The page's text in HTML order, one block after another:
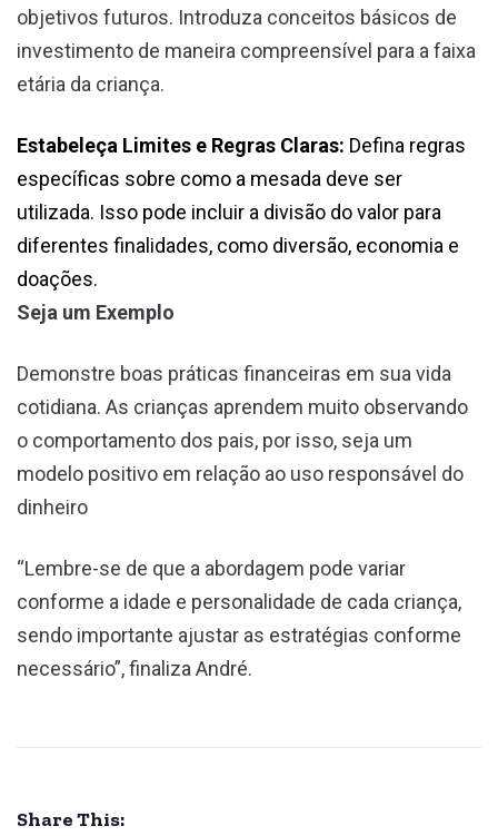
objetivos futuros. Introduza conceitos básicos de
investimento de maneira compreensível para a faixa
etária da criança.
Estabeleça Limites e Regras Claras: Defina regras
específicas sobre como a mesada deve ser
utilizada. Isso pode incluir a divisão do valor para
diferentes finalidades, como diversão, economia e
doações.
Seja um Exemplo
Demonstre boas práticas financeiras em sua vida
cotidiana. As crianças aprendem muito observando
o comportamento dos pais, por isso, seja um
modelo positivo em relação ao uso responsável do
dinheiro
“Lembre-se de que a abordagem pode variar
conforme a idade e personalidade de cada criança,
sendo importante ajustar as estratégias conforme
necessário”, finaliza André.
Share This: